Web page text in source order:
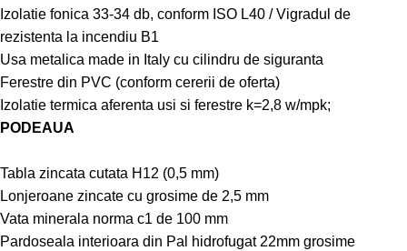
Izolatie fonica 33-34 db, conform ISO L40 / Vigradul de
rezistenta la incendiu B1
Usa metalica made in Italy cu cilindru de siguranta
Ferestre din PVC (conform cererii de oferta)
Izolatie termica aferenta usi si ferestre k=2,8 w/mpk;
PODEAUA
Tabla zincata cutata H12 (0,5 mm)
Lonjeroane zincate cu grosime de 2,5 mm
Vata minerala norma c1 de 100 mm
Pardoseala interioara din Pal hidrofugat 22mm grosime